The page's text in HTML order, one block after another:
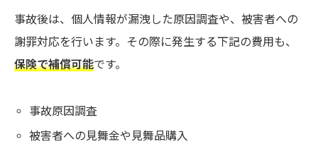
事故後は、個人情報が漏洩した原因調査や、被害者への
謝罪対応を行います。その際に発生する下記の費用も、
保険で補償可能です。
事故原因調査
被害者への見舞金や見舞品購入